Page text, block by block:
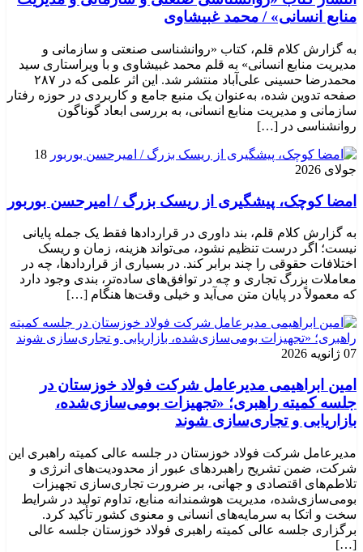
منابع انسانی» / محمد غبیشاوی
به گزارش کلام قلم، کتاب «روانشناسی صنعتی و سازمانی و
مدیریت منابع انسانی» به قلم محمد غبیشاوی و با ویراستاری سید
محمدرضا حسینی علی‌آباد منتشر شد. این اثر علمی که در ۲۸۷
صفحه تدوین شده، به‌عنوان یک منبع جامع و کاربردی در حوزه رفتار
سازمانی و مدیریت منابع انسانی، به بررسی ابعاد گوناگون
روانشناسی در […]
18
جولای 2026
امضا کوچک، پیشگیری از ریسک بزرگ / امیرحسن بوربور
به گزارش کلام قلم، بند داوری در قراردادها فقط یک جمله پایانی
نیست؛ اگر درست تنظیم نشود، می‌تواند هزینه، زمان و ریسک
اختلافات حقوقی را چند برابر کند. در بسیاری از قراردادها، چه در
معاملات بزرگ تجاری و چه در توافق‌های ساده‌تر، بندی وجود دارد
که معمولاً در پایان متن می‌آید و خیلی وقت‌ها هنگام […]
07 ژانویه 2026
امین ابراهیمی مدیرعامل شرکت فولاد خوزستان در
جلسه کمیته راهبری؛ «تجهیزات بومی‌سازی‌شده،
بازاریابی و تجاری‌سازی شوند
مدیرعامل شرکت فولاد خوزستان در جلسه عالی کمیته راهبری این
شرکت، ضمن تشریح راهبردهای عبور از محدودیت‌های انرژی و
تلاطم‌های اقتصادی و جهانی، بر ضرورت تجاری‌سازی تجهیزات
بومی‌سازی‌شده، مدیریت هوشمندانه منابع، تداوم تولید در شرایط
سخت و اتکا به سرمایه‌های انسانی و معنوی کشور تأکید کرد.
برگزاری جلسه عالی کمیته راهبری فولاد خوزستان جلسه عالی
[…]